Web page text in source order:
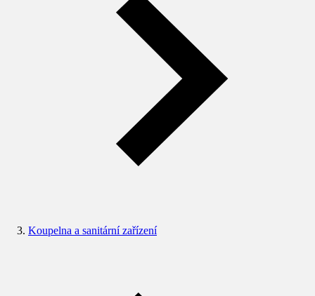
Koupelna a sanitární zařízení